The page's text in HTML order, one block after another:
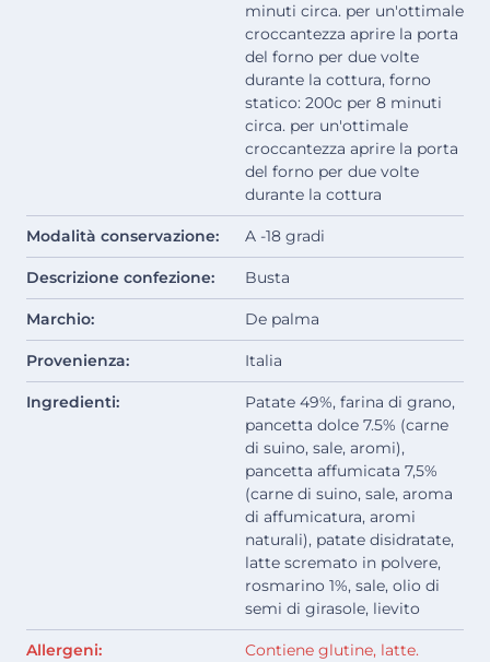
minuti circa. per un'ottimale
croccantezza aprire la porta
del forno per due volte
durante la cottura, forno
statico: 200c per 8 minuti
circa. per un'ottimale
croccantezza aprire la porta
del forno per due volte
durante la cottura
Modalità conservazione: A -18 gradi
Descrizione confezione: Busta
Marchio: De palma
Provenienza: Italia
Ingredienti:
Patate 49%, farina di grano,
pancetta dolce 7.5% (carne
di suino, sale, aromi),
pancetta affumicata 7,5%
(carne di suino, sale, aroma
di affumicatura, aromi
naturali), patate disidratate,
latte scremato in polvere,
rosmarino 1%, sale, olio di
semi di girasole, lievito
Allergeni:
Contiene glutine, latte.